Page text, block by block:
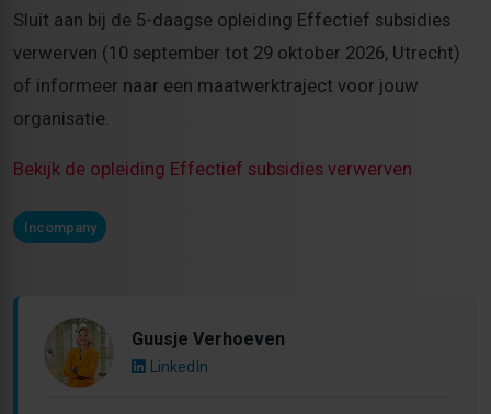
Sluit aan bij de 5-daagse opleiding Effectief subsidies
verwerven (10 september tot 29 oktober 2026, Utrecht)
of informeer naar een maatwerktraject voor jouw
organisatie.
Bekijk de opleiding Effectief subsidies verwerven
Incompany
Guusje Verhoeven
LinkedIn